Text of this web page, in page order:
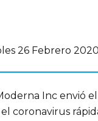
26 Febrero 2020
Inc envió
coronavirus